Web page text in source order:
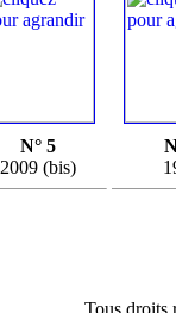
N° 5
2009 (bis)
Tous droits